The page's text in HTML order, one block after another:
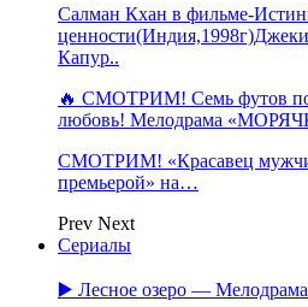
Салман Кхан в фильме-
Капур..
🔥 СМОТРИМ! Семь футов
любовь! Мелодрама
СМОТРИМ! «Красавец
премьерой» на…
Prev Next
Сериалы
▶️ Лесное озеро —